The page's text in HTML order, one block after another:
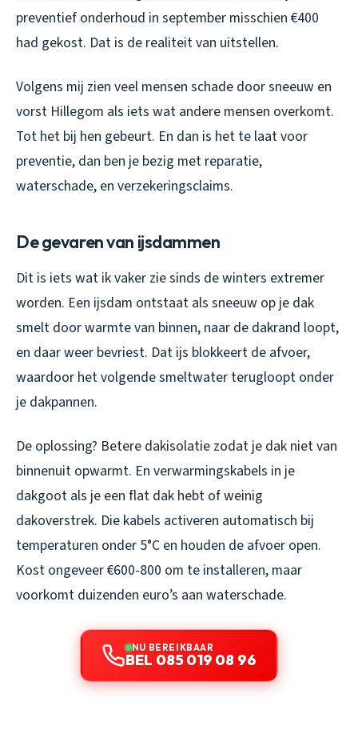
preventief onderhoud in september misschien €400
had gekost. Dat is de realiteit van uitstellen.
Volgens mij zien veel mensen schade door sneeuw en
vorst Hillegom als iets wat andere mensen overkomt.
Tot het bij hen gebeurt. En dan is het te laat voor
preventie, dan ben je bezig met reparatie,
waterschade, en verzekeringsclaims.
De gevaren van ijsdammen
Dit is iets wat ik vaker zie sinds de winters extremer
worden. Een ijsdam ontstaat als sneeuw op je dak
smelt door warmte van binnen, naar de dakrand loopt,
en daar weer bevriest. Dat ijs blokkeert de afvoer,
waardoor het volgende smeltwater terugloopt onder
je dakpannen.
De oplossing? Betere dakisolatie zodat je dak niet van
binnenuit opwarmt. En verwarmingskabels in je
dakgoot als je een flat dak hebt of weinig
dakoverstrek. Die kabels activeren automatisch bij
temperaturen onder 5°C en houden de afvoer open.
Kost ongeveer €600-800 om te installeren, maar
voorkomt duizenden euro’s aan waterschade.
NU BEREIKBAAR
BEL 085 019 08 96